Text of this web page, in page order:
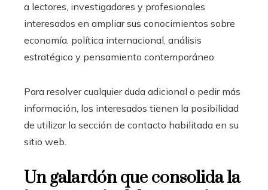
a lectores, investigadores y profesionales
interesados en ampliar sus conocimientos sobre
economía, política internacional, análisis
estratégico y pensamiento contemporáneo.
Para resolver cualquier duda adicional o pedir más
información, los interesados tienen la posibilidad
de utilizar la sección de contacto habilitada en su
sitio web.
Un galardón que consolida la